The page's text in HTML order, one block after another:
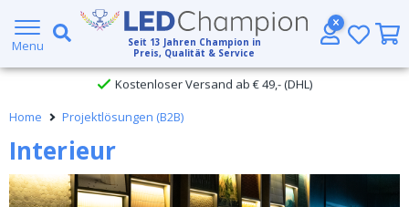
Menu Seit 13 Jahren Champion in
Preis, Qualität & Service
Großer Lagerbestand
Kostenloser Versand ab € 49,- (DHL)
Heute bestellt, am
Home Projektlösungen (B2B)
Interieur